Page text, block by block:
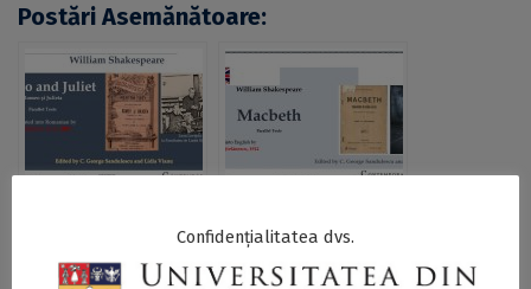
Postări Asemănătoare:
Literatură
Editura pentru
Literatură
Confidențialitatea dvs.